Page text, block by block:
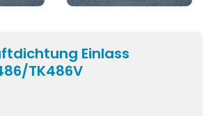
Einlass
TK486V